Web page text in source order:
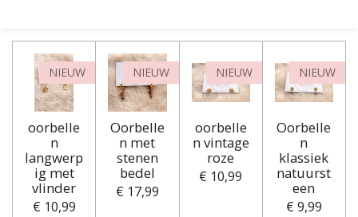
NIEUW
oorbelle
n
langwerp
ig met
vlinder
€ 10,99
NIEUW
Oorbelle
n met
stenen
bedel
€ 17,99
NIEUW
oorbelle
n vintage
roze
€ 10,99
NIEUW
Oorbelle
n
klassiek
natuurst
een
€ 9,99